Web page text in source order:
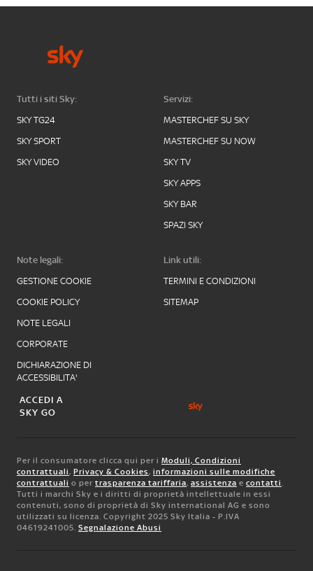
Tutti i siti Sky:
SKY TG24
SKY SPORT
SKY VIDEO
Servizi:
MASTERCHEF SU SKY
MASTERCHEF SU NOW
SKY TV
SKY APPS
SKY BAR
SPAZI SKY
Note legali:
GESTIONE COOKIE
COOKIE POLICY
NOTE LEGALI
CORPORATE
DICHIARAZIONE DI
ACCESSIBILITA'
Link utili:
TERMINI E CONDIZIONI
SITEMAP
ACCEDI A
SKY GO
Per il consumatore clicca qui per i Moduli, Condizioni
contrattuali, Privacy & Cookies, informazioni sulle modifiche
contrattuali o per trasparenza tariffaria, assistenza e contatti.
Tutti i marchi Sky e i diritti di proprietà intellettuale in essi
contenuti, sono di proprietà di Sky international AG e sono
utilizzati su licenza. Copyright 2025 Sky Italia - P.IVA
04619241005. Segnalazione Abusi